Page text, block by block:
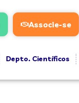
Associe-se
Depto. Científicos